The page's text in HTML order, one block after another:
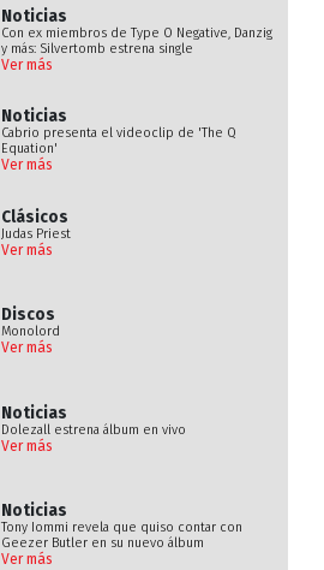
Noticias
Con ex miembros de Type O Negative, Danzig
y más: Silvertomb estrena single
Ver más
Noticias
Cabrio presenta el videoclip de 'The Q
Equation'
Ver más
Clásicos
Judas Priest
Ver más
Discos
Monolord
Ver más
Noticias
Dolezall estrena álbum en vivo
Ver más
Noticias
Tony Iommi revela que quiso contar con
Geezer Butler en su nuevo álbum
Ver más